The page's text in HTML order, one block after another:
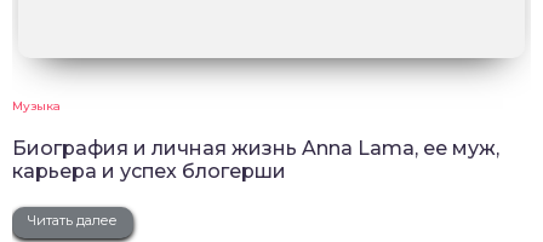
Музыка
Биография и личная жизнь Anna Lama, ее муж,
карьера и успех блогерши
Читать далее